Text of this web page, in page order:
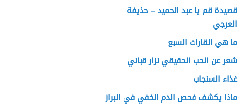
قصيدة قم يا عبد الحميد – حذيفة
العرجي
ما هي القارات السبع
شعر عن الحب الحقيقي نزار قباني
غذاء السنجاب
ماذا يكشف فحص الدم الخفي في البراز